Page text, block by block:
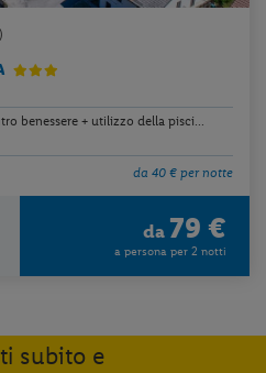
benessere + utilizzo della pisci...
da 40 € per notte
da 79 €
a persona per 2 notti
subito e
Lidl Viaggialla tua